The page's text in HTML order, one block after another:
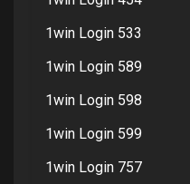
1win Login 533
1win Login 589
1win Login 598
1win Login 599
1win Login 757